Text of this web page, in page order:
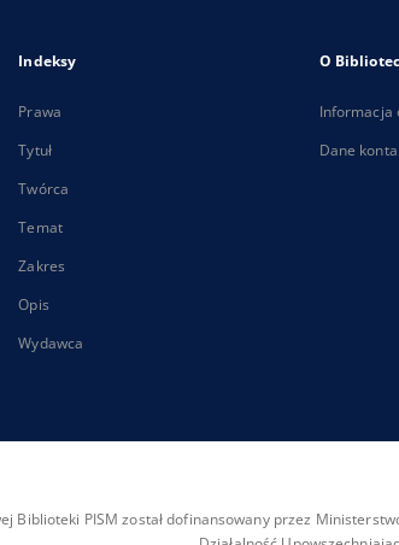
Indeksy
Prawa
Tytuł
Twórca
Temat
Zakres
Opis
Wydawca
O
Informacja
Dane
Biblioteki PISM został dofinansowany przez